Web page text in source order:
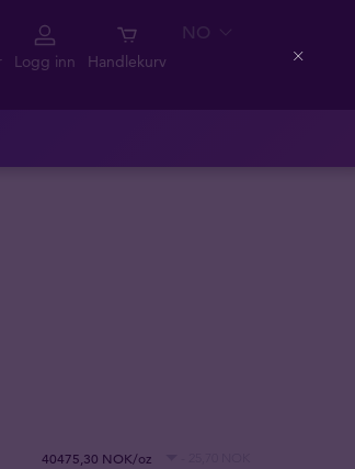
Logg inn Handlekurv
NO
40475,30 NOK/oz
Close